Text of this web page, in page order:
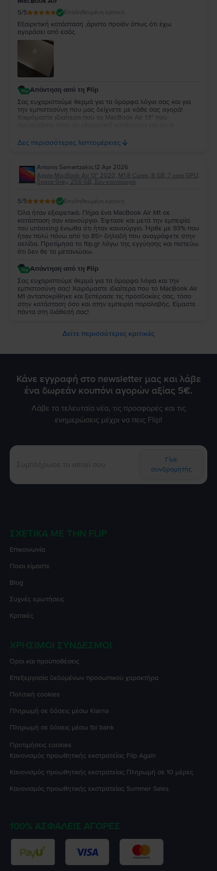
και θα είναι μεγάλη μας χαρά να σας εξυπηρετήσουμε ξανά
στο μέλλον!
5/5 Επαληθευμένη κριτική
Εξαιρετική κατάσταση ,άριστο προϊόν όπως ότι έχω
αγοράσει από εσάς
Απάντηση από τη Flip
Σας ευχαριστούμε θερμά για τα όμορφα λόγια σας και για
την εμπιστοσύνη που μας δείχνετε με κάθε σας αγορά!
Χαιρόμαστε ιδιαίτερα που το MacBook Air 13″ που
σας. Η διαχρονική σας προτίμηση είναι η μεγαλύτερη
επιβράβευση για την ομάδα μας. Θα χαρούμε να σας
Δες περισσότερες λεπτομέρειες
Antonis Semertzakis,12 Apr 2026
Apple MacBook Air 13″ 2020, M1 8 Cores, 8 GB, 7 core GPU,
Space Gray, 256 GB, Σαν καινούργιο
5/5 Επαληθευμένη κριτική
Όλα ήταν εξαιρετικά. Πήρα ένα MacBook Air M1 σε
κατάσταση σαν καινούργιο. Έφτασε και μετά την εμπειρία
του unboxing ένιωθα ότι ήταν καινούργιο. Ήρθε με 93% που
ήταν πολύ πάνω από το 85> δηλαδή που αναγράφετε στην
σελίδα. Προτίμησα το flip.gr λόγω της εγγύησης και πιστεύω
ότι δεν θε το μετανιώσω.
Απάντηση από τη Flip
Σας ευχαριστούμε θερμά για τα όμορφα λόγια και την
εμπιστοσύνη σας! Χαιρόμαστε ιδιαίτερα που το MacBook Air
M1 ανταποκρίθηκε και ξεπέρασε τις προσδοκίες σας, τόσο
στην κατάσταση όσο και στην εμπειρία παραλαβής. Είμαστε
πάντα στη διάθεσή σας!
Δείτε περισσότερες κριτικές
Κάνε εγγραφή στο newsletter μας και λάβε
ένα δωρεάν κουπόνι αγορών αξίας 5€.
Λάβε τα τελευταία νέα, τις προσφορές και τις
ενημερώσεις μέχρι να πεις Flip!
Γίνε
συνδρομητής
ΣΧΕΤΙΚΆ ΜΕ ΤΗΝ FLIP
Επικοινωνία
Ποιοι είμαστε
Blog
Συχνές ερωτήσεις
Κριτικές
ΧΡΉΣΙΜΟΙ ΣΎΝΔΕΣΜΟΙ
Όροι και προϋποθέσεις
Επεξεργασία δεδομένων προσωπικού χαρακτήρα
Πολιτική cookies
Πληρωμή σε δόσεις μέσω Klarna
Πληρωμή σε δόσεις μέσω tbi bank
Προτιμήσεις cookies
Κανονισμός προωθητικής εκστρατείας Flip Again
Κανονισμός προωθητικής εκστρατείας Πληρωμή σε 10 μέρες
Κανονισμός προωθητικής εκστρατείας Summer Sales
100% ΑΣΦΑΛΕΊΣ ΑΓΟΡΈΣ